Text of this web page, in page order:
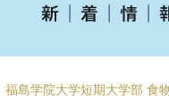
福島学院大学短期大学部 食